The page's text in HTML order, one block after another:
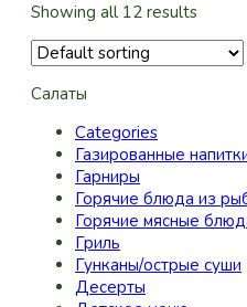
Showing all 12 results
Салаты
Categories
Газированные
Гарниры
Горячие блюда из
Горячие мясные
Гриль
Гунканы/острые суши
Десерты